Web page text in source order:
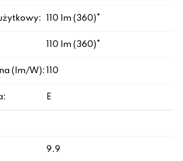
110 lm (360)°
110 lm (360)°
(lm/W): 110
E
9.9